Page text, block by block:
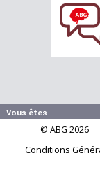
© ABG 2026
Conditions